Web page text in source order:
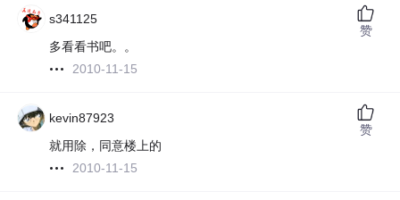
s341125
多看看书吧。。
2010-11-15
赞
kevin87923
就用除，同意楼上的
2010-11-15
赞